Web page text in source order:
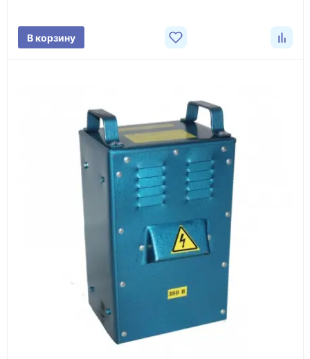
Подбираем оборудование, рассчитываем
стоимость товара и ориентировочную стоимость
доставки.
Счёт и оплата
Согласовываем условия, готовим счёт, договор
или спецификацию и принимаем оплату по
реквизитам.
В корзину